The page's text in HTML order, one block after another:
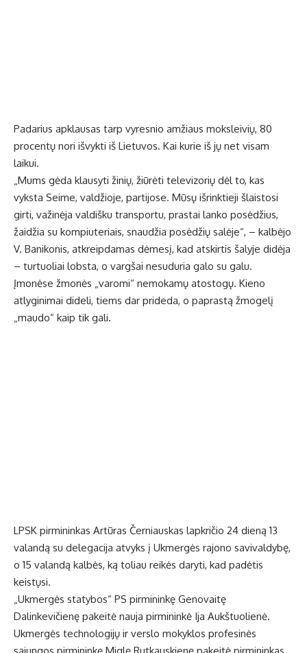
Padarius apklausas tarp vyresnio amžiaus moksleivių, 80
procentų nori išvykti iš Lietuvos. Kai kurie iš jų net visam
laikui.
„Mums gėda klausyti žinių, žiūrėti televizorių dėl to, kas
vyksta Seime, valdžioje, partijose. Mūsų išrinktieji šlaistosi
girti, važinėja valdišku transportu, prastai lanko posėdžius,
žaidžia su kompiuteriais, snaudžia posėdžių salėje“, – kalbėjo
V. Banikonis, atkreipdamas dėmesį, kad atskirtis šalyje didėja
– turtuoliai lobsta, o vargšai nesuduria galo su galu.
Įmonėse žmonės „varomi“ nemokamų atostogų. Kieno
atlyginimai dideli, tiems dar prideda, o paprastą žmogelį
„maudo“ kaip tik gali.
LPSK pirmininkas Artūras Černiauskas lapkričio 24 dieną 13
valandą su delegacija atvyks į Ukmergės rajono savivaldybę,
o 15 valandą kalbės, ką toliau reikės daryti, kad padėtis
keistųsi.
„Ukmergės statybos“ PS pirmininkę Genovaitę
Dalinkevičienę pakeitė nauja pirmininkė Ija Aukštuolienė.
Ukmergės technologijų ir verslo mokyklos profesinės
sąjungos pirmininkę Miglę Rutkauskienę pakeitė pirmininkas